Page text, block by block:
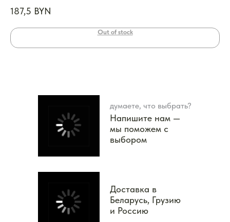
187,5 BYN
Out of stock
думаете, что выбрать?
Напишите нам —
мы поможем с
выбором
Доставка в
Беларусь, Грузию
и Россию